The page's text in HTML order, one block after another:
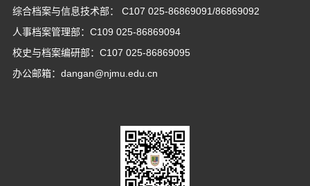
综合档案与信息技术部： C107 025-86869091/86869092
人事档案管理部：C109 025-86869094
校史与档案编研部：C107 025-86869095
办公邮箱：dangan@njmu.edu.cn